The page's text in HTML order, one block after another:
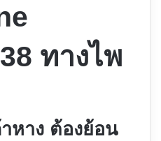
ทางไพ
หาง ต้องย้อน